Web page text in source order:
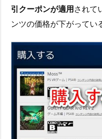
引クーポンが適用 されて
ンツの価格が下がってい